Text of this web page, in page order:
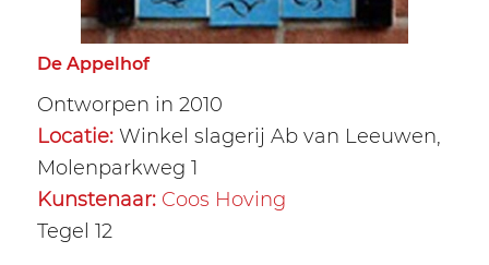
De Appelhof
Ontworpen in 2010
Locatie:Winkel slagerij Ab van Leeuwen,
Molenparkweg 1
Kunstenaar: Coos Hoving
Tegel 12